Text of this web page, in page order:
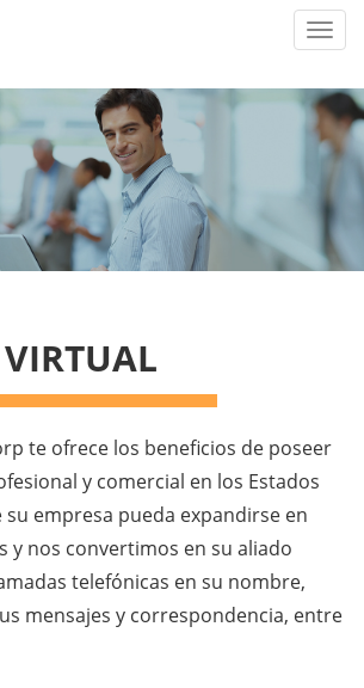
te ofrece los beneficios de poseer
y comercial en los Estados
empresa pueda expandirse en
y nos convertimos en su aliado
telefónicas en su nombre,
mensajes y correspondencia, entre